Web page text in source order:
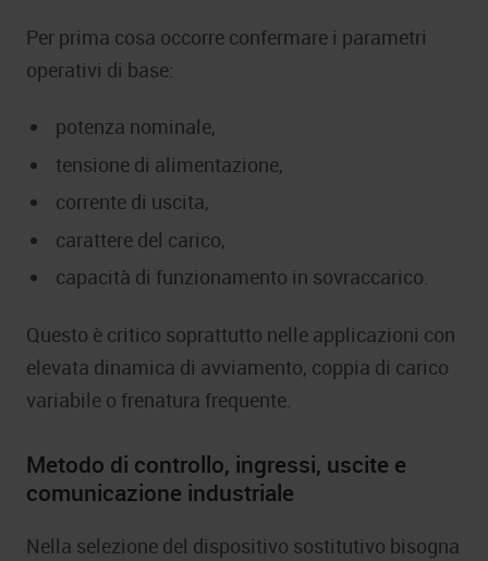
Per prima cosa occorre confermare i parametri
operativi di base:
potenza nominale,
tensione di alimentazione,
corrente di uscita,
carattere del carico,
capacità di funzionamento in sovraccarico.
Questo è critico soprattutto nelle applicazioni con
elevata dinamica di avviamento, coppia di carico
variabile o frenatura frequente.
Metodo di controllo, ingressi, uscite e
comunicazione industriale
Nella selezione del dispositivo sostitutivo bisogna